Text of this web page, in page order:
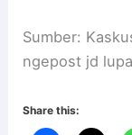
Sumber:
ngepost jd
Share this: